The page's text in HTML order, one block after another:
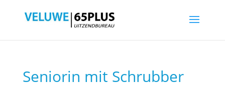
Seniorin mit Schrubber